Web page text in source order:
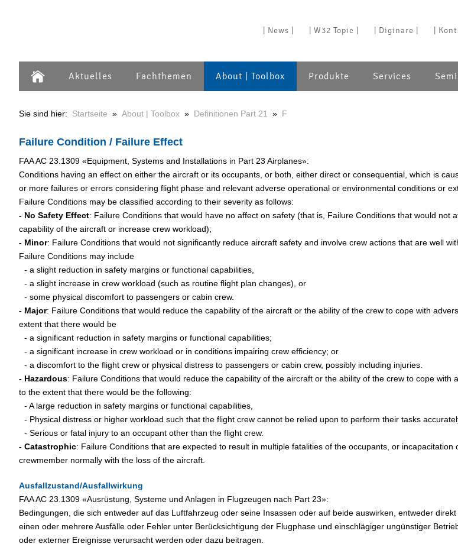
| News | | W32 Topic | | Diginare | |
Aktuelles Fachthemen About | Toolbox Produkte Services
Sie sind hier: Startseite » About | Toolbox » Definitionen Part 21 » F
Failure Condition / Failure Effect
FAA AC 23.1309 «Equipment, Systems and Installations in Part 23 Airplanes»:
Conditions having an effect on either the aircraft or its occupants, or both, either direct or consequential, which is
or more failures or errors considering flight phase and relevant adverse operational or environmental conditions or
Failure Conditions may be classified according to their severity as follows:
- No Safety Effect: Failure Conditions that would have no affect on safety (that is, Failure Conditions that would not
capability of the aircraft or increase crew workload);
- Minor: Failure Conditions that would not significantly reduce aircraft safety and involve crew actions that are well
Failure Conditions may include
- a slight reduction in safety margins or functional capabilities,
- a slight increase in crew workload (such as routine flight plan changes), or
- some physical discomfort to passengers or cabin crew.
- Major: Failure Conditions that would reduce the capability of the aircraft or the ability of the crew to cope with
extent that there would be
- a significant reduction in safety margins or functional capabilities;
- a significant increase in crew workload or in conditions impairing crew efficiency; or
- a discomfort to the flight crew or physical distress to passengers or cabin crew, possibly including injuries.
- Hazardous: Failure Conditions that would reduce the capability of the aircraft or the ability of the crew to cope with
to the extent that there would be the following:
- A large reduction in safety margins or functional capabilities,
- Physical distress or higher workload such that the flight crew cannot be relied upon to perform their tasks
- Serious or fatal injury to an occupant other than the flight crew.
- Catastrophic: Failure Conditions that are expected to result in multiple fatalities of the occupants, or incapacitation
crewmember normally with the loss of the aircraft.
Ausfallzustand/Ausfallwirkung
FAA AC 23.1309 «Ausrüstung, Systeme und Anlagen in Flugzeugen nach Part 23»:
Bedingungen, die sich entweder auf das Luftfahrzeug oder seine Insassen oder auf beide auswirken, entweder
einen oder mehrere Ausfälle oder Fehler unter Berücksichtigung der Flugphase und einschlägiger ungünstiger
oder externer Ereignisse verursacht werden oder dazu beitragen.